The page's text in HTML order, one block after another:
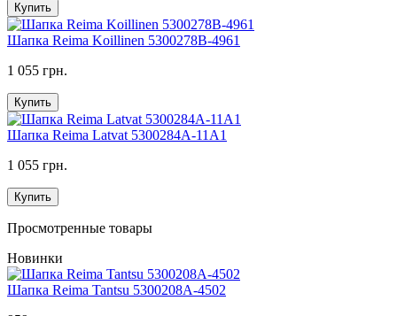
Купить
Шапка Reima Koillinen 5300278B-4961
1 055 грн.
Купить
Шапка Reima Latvat 5300284A-11A1
1 055 грн.
Купить
Просмотренные товары
Новинки
Шапка Reima Tantsu 5300208A-4502